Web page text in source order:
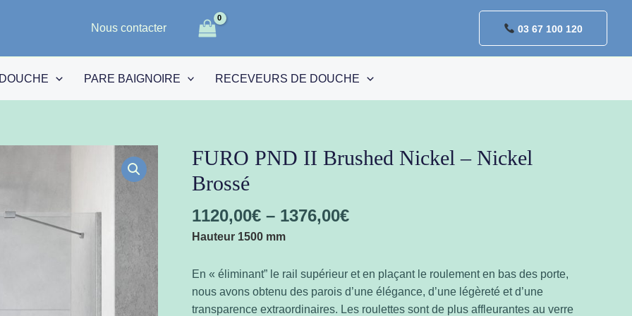
Nous contacter 03 67 100 120
PARE BAIGNOIRE RECEVEURS DE DOUCHE
FURO PND II Brushed Nickel – Nickel
Brossé
1120,00€ – 1376,00€
Hauteur 1500 mm
En « éliminant” le rail supérieur et en plaçant le roulement en bas des porte,
nous avons obtenu des parois d’une élégance, d’une légèreté et d’une
transparence extraordinaires. Les roulettes sont de plus affleurantes au verre
quantité
FURO
II
Brushed
-
Nickel
Brossé